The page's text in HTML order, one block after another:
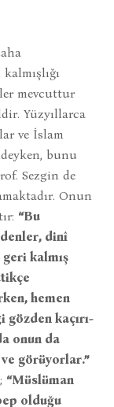
mevcuttur
Yüzyıllarca
ve İslam
bunu
Sezgin de
Onun
“Bu
dinî
kalmış
hemen
kaçırı-
onun da
görüyorlar.”
“Müslüman
olduğu